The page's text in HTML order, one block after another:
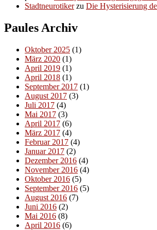
Stadtneurotikerzu Die Hysterisierung
Paules Archiv
Oktober 2025 (1)
März 2020 (1)
April 2019 (1)
April 2018 (1)
September 2017 (1)
August 2017 (3)
Juli 2017 (4)
Mai 2017 (3)
April 2017 (6)
März 2017 (4)
Februar 2017 (4)
Januar 2017 (2)
Dezember 2016 (4)
November 2016 (4)
Oktober 2016 (5)
September 2016 (5)
August 2016 (7)
Juni 2016 (2)
Mai 2016 (8)
April 2016 (6)